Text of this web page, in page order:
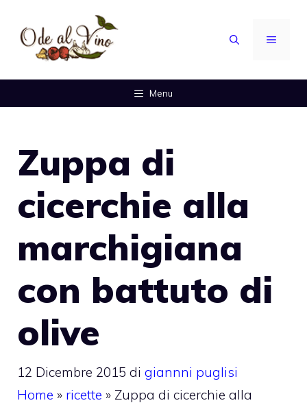
contenuto
MENU
Menu
Zuppa di
cicerchie alla
marchigiana
con battuto di
olive
12 Dicembre 2015 di giannni puglisi
Home » ricette » Zuppa di cicerchie alla